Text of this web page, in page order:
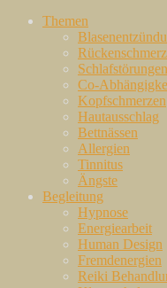
Themen
Schlafstörungen
Co-
Kopfschmerzen
Hautausschlag
Bettnässen
Allergien
Tinnitus
Ängste
Begleitung
Hypnose
Energiearbeit
Human Design
Fremdenergien
Reiki